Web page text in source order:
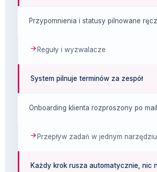
Przypomnienia i statusy pilnowane
Reguły i wyzwalacze
System pilnuje terminów za zespół
Onboarding klienta rozproszony po
Przepływ zadań w jednym narzędziu
Każdy krok rusza automatycznie, nic